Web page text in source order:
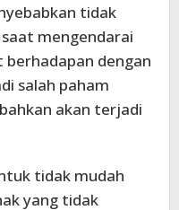
tidak
mengendarai
dengan
salah paham
akan terjadi
tidak mudah
yang tidak